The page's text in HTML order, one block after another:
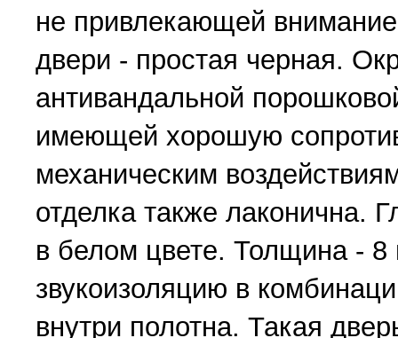
не привлекающей
двери - простая черная.
антивандальной
имеющей хорошую
механическим
отделка также лаконична.
в белом цвете. Толщина -
звукоизоляцию в
внутри полотна. Такая